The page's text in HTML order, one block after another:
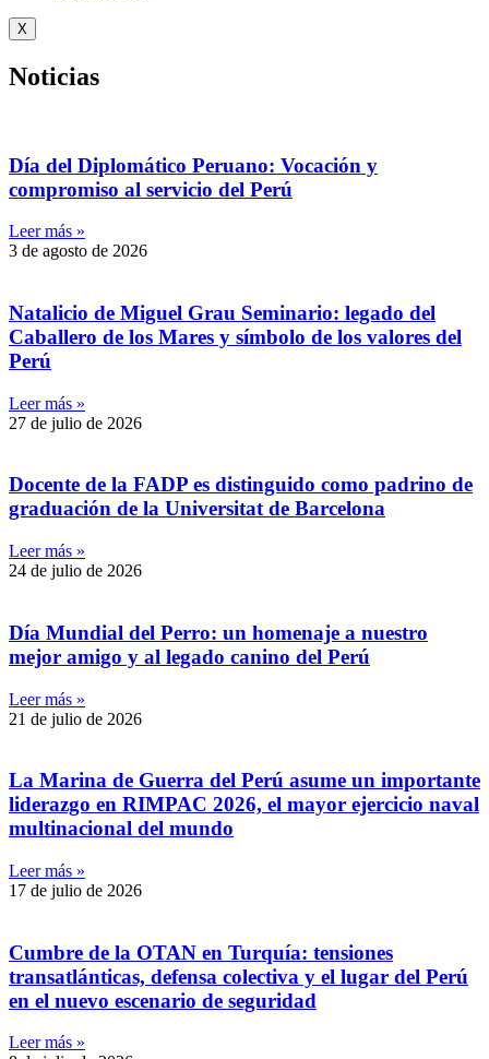
X
Noticias
Día del Diplomático Peruano: Vocación y
compromiso al servicio del Perú
Leer más »
3 de agosto de 2026
Natalicio de Miguel Grau Seminario: legado del
Caballero de los Mares y símbolo de los valores del
Perú
Leer más »
27 de julio de 2026
Docente de la FADP es distinguido como padrino de
graduación de la Universitat de Barcelona
Leer más »
24 de julio de 2026
Día Mundial del Perro: un homenaje a nuestro
mejor amigo y al legado canino del Perú
Leer más »
21 de julio de 2026
La Marina de Guerra del Perú asume un importante
liderazgo en RIMPAC 2026, el mayor ejercicio naval
multinacional del mundo
Leer más »
17 de julio de 2026
Cumbre de la OTAN en Turquía: tensiones
transatlánticas, defensa colectiva y el lugar del Perú
en el nuevo escenario de seguridad
Leer más »